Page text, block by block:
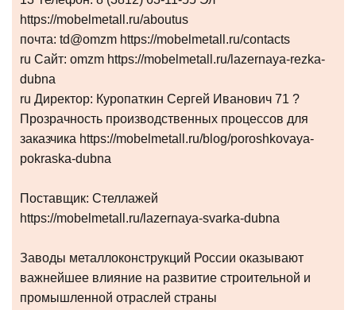
https://mobelmetall.ru/aboutus
почта: td@omzm https://mobelmetall.ru/contacts
ru Сайт: omzm https://mobelmetall.ru/lazernaya-rezka-
dubna
ru Директор: Куропаткин Сергей Иванович 71 ?
Прозрачность производственных процессов для
заказчика https://mobelmetall.ru/blog/poroshkovaya-
pokraska-dubna
Поставщик: Стеллажей
https://mobelmetall.ru/lazernaya-svarka-dubna
Заводы металлоконструкций России оказывают
важнейшее влияние на развитие строительной и
промышленной отраслей страны